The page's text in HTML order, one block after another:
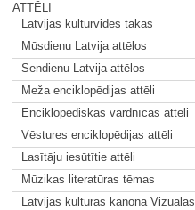
ATTĒLI
Latvijas kultūrvides takas
Mūsdienu Latvija attēlos
Sendienu Latvija attēlos
Meža enciklopēdijas attēli
Enciklopēdiskās vārdnīcas attēli
Vēstures enciklopēdijas attēli
Lasītāju iesūtītie attēli
Mūzikas literatūras tēmas
Latvijas kultūras kanona Vizuālās